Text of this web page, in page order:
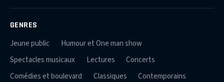
GENRES
Jeune public
Humour et One man show
Spectacles musicaux
Lectures
Concerts
Comédies et boulevard
Classiques
Contemporains